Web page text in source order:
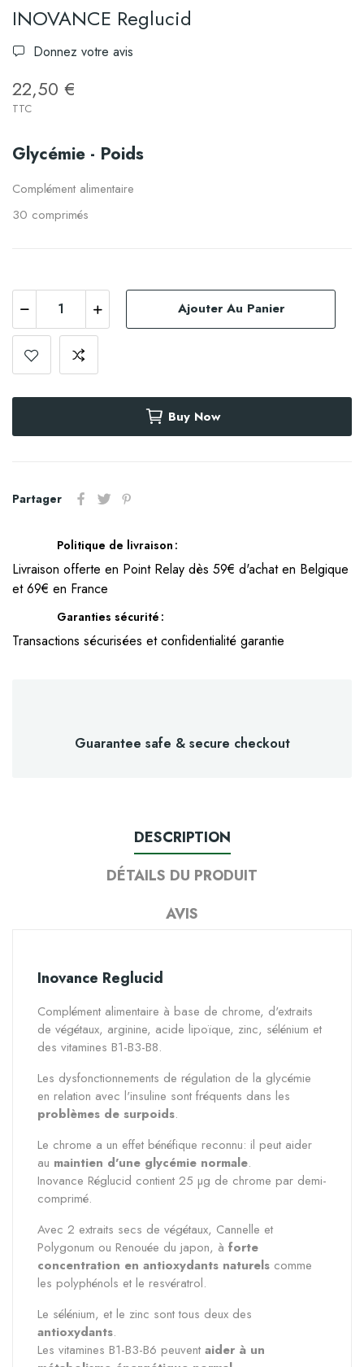
INOVANCE Reglucid
Donnez votre avis
22,50 €
TTC
Glycémie - Poids
Complément alimentaire
30 comprimés
Ajouter Au Panier
Buy Now
Partager
Politique de livraison
Livraison offerte en Point Relay dès 59€ d'achat en Belgique
et 69€ en France
Garanties sécurité
Transactions sécurisées et confidentialité garantie
Guarantee safe & secure checkout
DESCRIPTION
DÉTAILS DU PRODUIT
AVIS
Inovance Reglucid
Complément alimentaire à base de chrome, d'extraits
de végétaux, arginine, acide lipoïque, zinc, sélénium et
des vitamines B1-B3-B8.
Les dysfonctionnements de régulation de la glycémie
en relation avec l'insuline sont fréquents dans les
problèmes de surpoids.
Le chrome a un effet bénéfique reconnu: il peut aider
au maintien d'une glycémie normale.
Inovance Réglucid contient 25 µg de chrome par demi-
comprimé.
Avec 2 extraits secs de végétaux, Cannelle et
Polygonum ou Renouée du japon, à forte
concentration en antioxydants naturels comme
les polyphénols et le resvératrol.
Le sélénium, et le zinc sont tous deux des
antioxydants.
Les vitamines B1-B3-B6 peuvent aider à un